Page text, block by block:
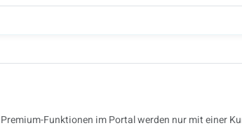
Funktionen im Portal werden nur mit einer